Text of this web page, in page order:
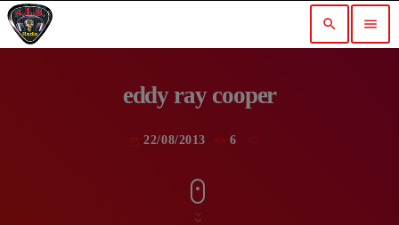
search menu
eddy ray cooper
22/08/2013 6